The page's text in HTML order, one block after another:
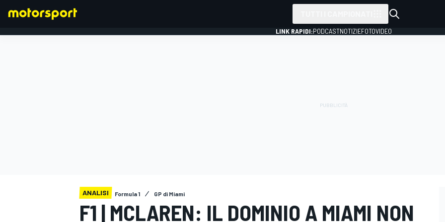
LINK RAPIDI:PODCASTNOTIZIEFOTOVIDEO
ANALISI Formula 1 GP di Miami
F1 | MCLAREN: IL DOMINIO A MIAMI NON